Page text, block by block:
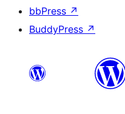
bbPress ↗
BuddyPress ↗